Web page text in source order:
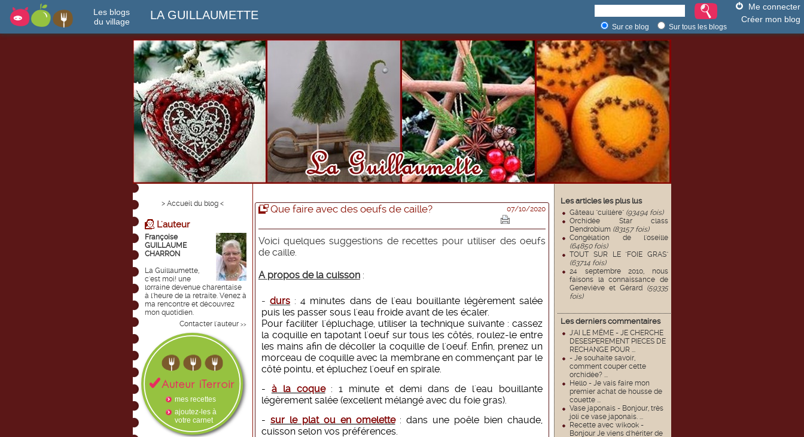
Les blogs
du village
LA GUILLAUMETTE
Me connecter
Créer mon blog
Sur ce blog Sur tous les blogs
Les articles les plus lus
Gâteau "cuillère" (93494 fois)
Orchidée Star class
Dendrobium (83157 fois)
Congélation de l'oseille
(64850 fois)
TOUT SUR LE "FOIE GRAS"
(63714 fois)
24 septembre 2010, nous
faisons la connaissance de
Geneviève et Gérard (59335
fois)
Les derniers commentaires
J'AI LE MËME - JE CHERCHE
DESESPEREMENT PIECES DE
RECHANGE POUR ...
- Je souhaite savoir,
comment couper cette
orchidée? ...
Hello - Je vais faire mon
premier achat de housse de
couette ...
Vase japonais - Bonjour, très
joli ce vase japonais. ...
Recette avec wikook -
Bonjour Je viens d'hériter de
> Accueil du blog <
L'auteur
Françoise
GUILLAUME
CHARRON
La Guillaumette,
c'est moi! une
lorraine devenue charentaise
à l'heure de la retraite. Venez à
ma rencontre et découvrez
mon quotidien.
Contacter l'auteur >>
mes recettes
ajoutez-les à
votre carnet
Que faire avec des oeufs de caille? 07/10/2020
Voici quelques suggestions de recettes pour utiliser des oeufs
de caille.
A propos de la cuisson :
-durs :4 minutes dans de l'eau bouillante légèrement salée
puis les passer sous l'eau froide avant de les écaler.
Pour faciliter l'épluchage, utiliser la technique suivante : cassez
la coquille en tapotant l'oeuf sur tous les côtés, roulez-le entre
les mains afin de décoller la coquille de l'oeuf. Enfin, prenez un
morceau de coquille avec la membrane en commençant par le
côté pointu, et épluchez l'oeuf en spirale.
- à la coque: 1 minute et demi dans de l'eau bouillante
légèrement salée (excellent mélangé avec du foie gras).
- sur le plat ou en omelette: dans une poêle bien chaude,
cuisson selon vos préférences.